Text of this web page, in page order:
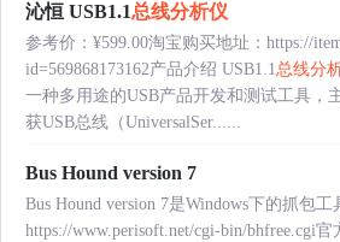
沁恒 USB1.1总线分析仪
参考价：¥599.00淘宝购买地址：https://
id=569868173162产品介绍 USB1.1总线分
一种多用途的USB产品开发和测试工具，
获USB总线（UniversalSer......
Bus Hound version 7
Bus Hound version 7是Windows下的抓包工
https://www.perisoft.net/cgi-bin/bhfree.cgi官